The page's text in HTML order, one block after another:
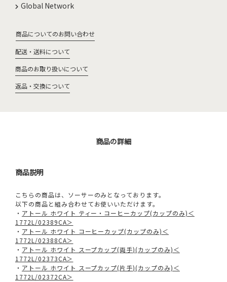
Global Network
商品についてのお問い合わせ
配送・送料について
商品のお取り扱いについて
返品・交換について
商品の詳細
商品説明
こちらの商品は、ソーサーのみとなっております。
以下の商品と組み合わせてお使いいただけます。
・ アトール ホワイト ティー・コーヒーカップ(カップのみ)＜
1772L/02389CA＞
・ アトール ホワイト コーヒーカップ(カップのみ)＜
1772L/02388CA＞
・ アトール ホワイト スープカップ(両手)(カップのみ)＜
1772L/02373CA＞
・ アトール ホワイト スープカップ(片手)(カップのみ)＜
1772L/02372CA＞